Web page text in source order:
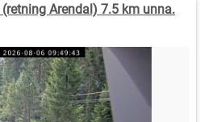
Arendal) 7.5 km unna.